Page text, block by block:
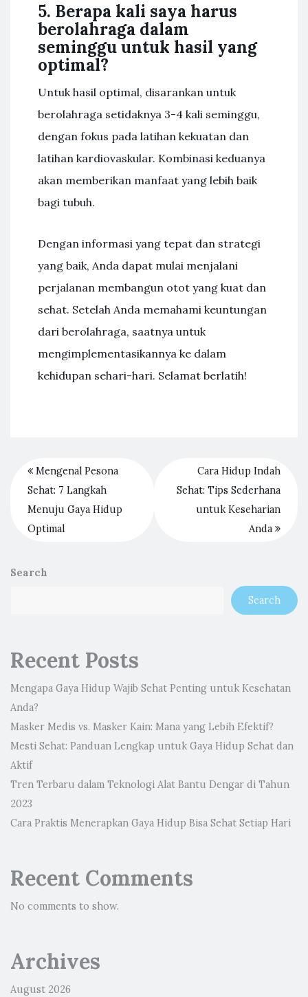
5. Berapa kali saya harus
berolahraga dalam
seminggu untuk hasil yang
optimal?
Untuk hasil optimal, disarankan untuk
berolahraga setidaknya 3-4 kali seminggu,
dengan fokus pada latihan kekuatan dan
latihan kardiovaskular. Kombinasi keduanya
akan memberikan manfaat yang lebih baik
bagi tubuh.
Dengan informasi yang tepat dan strategi
yang baik, Anda dapat mulai menjalani
perjalanan membangun otot yang kuat dan
sehat. Setelah Anda memahami keuntungan
dari berolahraga, saatnya untuk
mengimplementasikannya ke dalam
kehidupan sehari-hari. Selamat berlatih!
Mengenal Pesona
Sehat: 7 Langkah
Menuju Gaya Hidup
Optimal
Cara Hidup Indah
Sehat: Tips Sederhana
untuk Keseharian
Anda
Search
Search
Recent Posts
Mengapa Gaya Hidup Wajib Sehat Penting untuk Kesehatan
Anda?
Masker Medis vs. Masker Kain: Mana yang Lebih Efektif?
Mesti Sehat: Panduan Lengkap untuk Gaya Hidup Sehat dan
Aktif
Tren Terbaru dalam Teknologi Alat Bantu Dengar di Tahun
2023
Cara Praktis Menerapkan Gaya Hidup Bisa Sehat Setiap Hari
Recent Comments
No comments to show.
Archives
August 2026